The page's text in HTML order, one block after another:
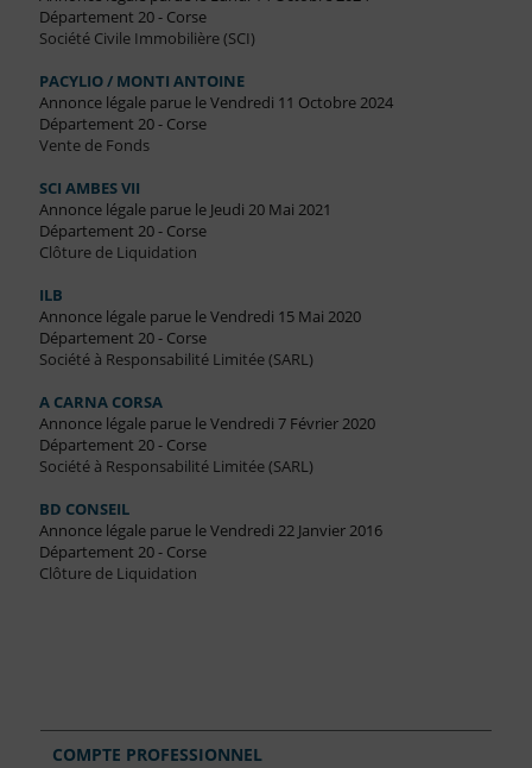
Département 20 - Corse
Société Civile Immobilière (SCI)
PACYLIO / MONTI ANTOINE
Annonce légale parue le Vendredi 11 Octobre 2024
Département 20 - Corse
Vente de Fonds
SCI AMBES VII
Annonce légale parue le Jeudi 20 Mai 2021
Département 20 - Corse
Clôture de Liquidation
ILB
Annonce légale parue le Vendredi 15 Mai 2020
Département 20 - Corse
Société à Responsabilité Limitée (SARL)
A CARNA CORSA
Annonce légale parue le Vendredi 7 Février 2020
Département 20 - Corse
Société à Responsabilité Limitée (SARL)
BD CONSEIL
Annonce légale parue le Vendredi 22 Janvier 2016
Département 20 - Corse
Clôture de Liquidation
COMPTE PROFESSIONNEL